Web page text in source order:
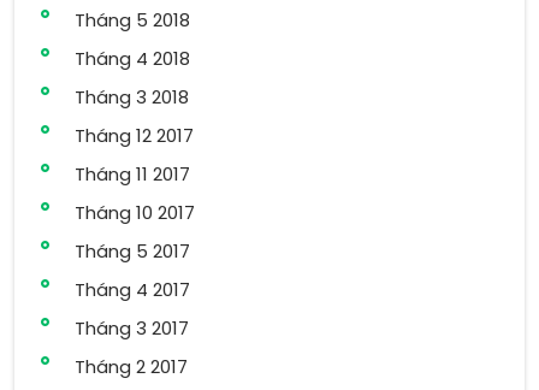
Tháng 5 2018
Tháng 4 2018
Tháng 3 2018
Tháng 12 2017
Tháng 11 2017
Tháng 10 2017
Tháng 5 2017
Tháng 4 2017
Tháng 3 2017
Tháng 2 2017